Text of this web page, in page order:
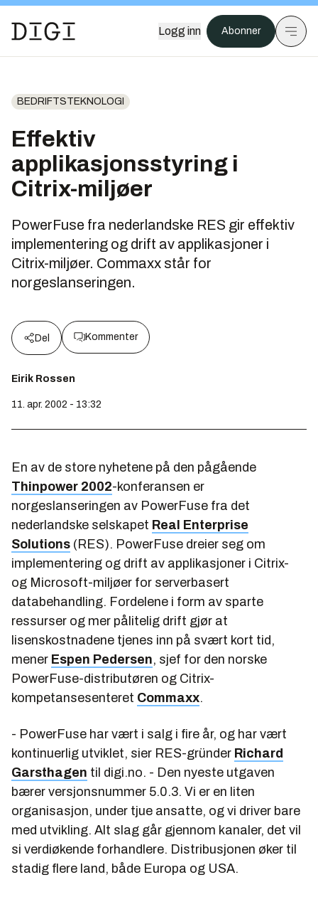
Logg inn Abonner
BEDRIFTSTEKNOLOGI
Effektiv
applikasjonsstyring i
Citrix-miljøer
PowerFuse fra nederlandske RES gir effektiv
implementering og drift av applikasjoner i
Citrix-miljøer. Commaxx står for
norgeslanseringen.
Del Kommenter
Eirik Rossen
11. apr. 2002 - 13:32
En av de store nyhetene på den pågående
Thinpower 2002-konferansen er
norgeslanseringen av PowerFuse fra det
nederlandske selskapet Real Enterprise
Solutions (RES). PowerFuse dreier seg om
implementering og drift av applikasjoner i Citrix-
og Microsoft-miljøer for serverbasert
databehandling. Fordelene i form av sparte
ressurser og mer pålitelig drift gjør at
lisenskostnadene tjenes inn på svært kort tid,
mener Espen Pedersen, sjef for den norske
PowerFuse-distributøren og Citrix-
kompetansesenteret Commaxx.
- PowerFuse har vært i salg i fire år, og har vært
kontinuerlig utviklet, sier RES-gründer Richard
Garsthagen til digi.no. - Den nyeste utgaven
bærer versjonsnummer 5.0.3. Vi er en liten
organisasjon, under tjue ansatte, og vi driver bare
med utvikling. Alt slag går gjennom kanaler, det vil
si verdiøkende forhandlere. Distribusjonen øker til
stadig flere land, både Europa og USA.